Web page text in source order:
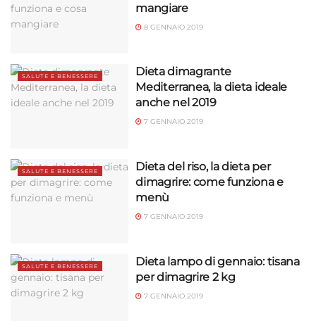
mangiare
8 GENNAIO 2019
SALUTE E BENESSERE
Dieta dimagrante
Mediterranea, la dieta ideale
anche nel 2019
7 GENNAIO 2019
SALUTE E BENESSERE
Dieta del riso, la dieta per
dimagrire: come funziona e
menù
7 GENNAIO 2019
SALUTE E BENESSERE
Dieta lampo di gennaio: tisana
per dimagrire 2 kg
7 GENNAIO 2019